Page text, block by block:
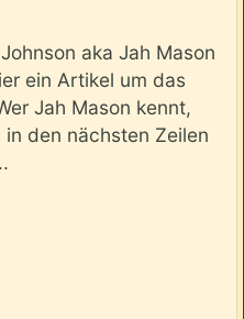
aka Jah Mason
ein Artikel um das
Jah Mason kennt,
den nächsten Zeilen